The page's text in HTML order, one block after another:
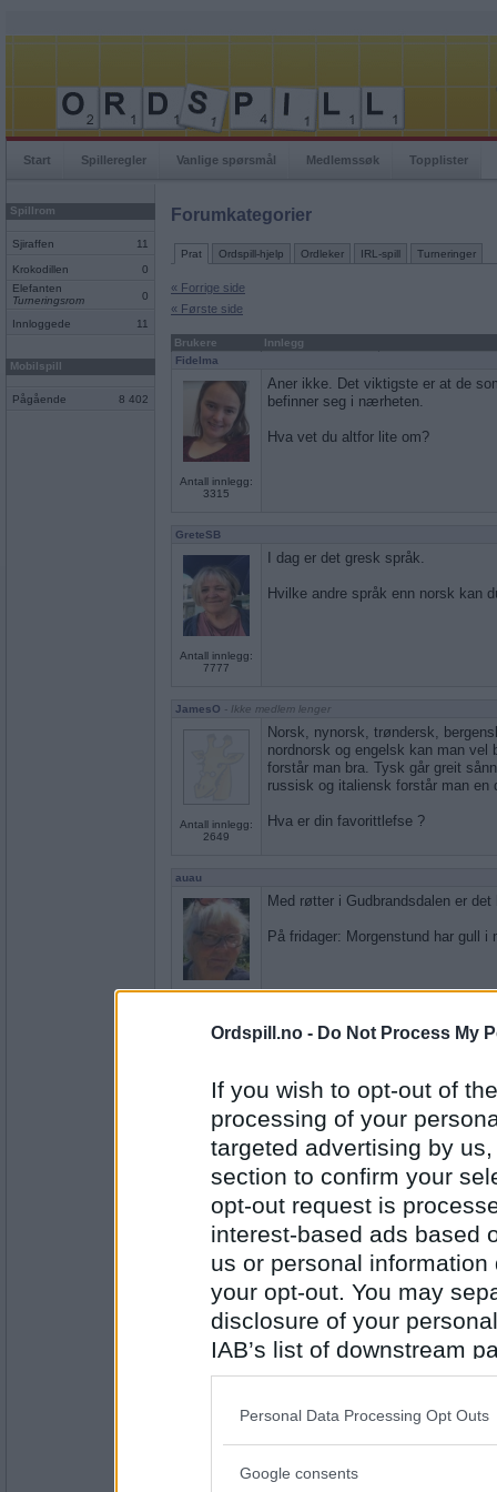
Ordspill.no - Do Not Process My
If you wish to opt-out of
processing of your
targeted advertising by
section to confirm your
opt-out request is
interest-based ads based
us or personal
your opt-out. You may
disclosure of your
IAB’s list of downstream
also be disclosed by us
Downstream Participants
Please note that this
Personal Data Processing Opt Outs
Google consents
Start Spilleregler Vanlige spørsmål Medlemssøk Topplister
Spillrom
Sjiraffen 11
Krokodillen
0
Elefanten
Turneringsrom
0
Innloggede 11
Mobilspill
Pågående 8 402
Forumkategorier
Prat Ordspill-hjelp Ordleker IRL-spill Turneringer
« Forrige side
« Første side
Brukere
Innlegg
Fidelma
Antall innlegg:
3315
Aner ikke. Det viktigste er at de
befinner seg i nærheten.
Hva vet du altfor lite om?
GreteSB
Antall innlegg:
7777
I dag er det gresk språk.
Hvilke andre språk enn norsk kan
JamesO - Ikke medlem lenger
Antall innlegg:
2649
Norsk, nynorsk, trøndersk,
nordnorsk og engelsk kan man vel
forstår man bra. Tysk går greit
russisk og italiensk forstår man en
Hva er din favorittlefse ?
auau
Med røtter i Gudbrandsdalen er
På fridager: Morgenstund har gull i
Antall innlegg:
44845
Har du noe spesielt program for
Emil1960
Antall innlegg:
12863
Tja... min kjære og jeg holder på
plante Påskeliljer, vaske
for å nyte solskinnet og at våren
hunden , og etter det blir det god
henne & meg, men til liie
vennene dine ?
Ja, selvsagt. Ellers hadde jeg jo